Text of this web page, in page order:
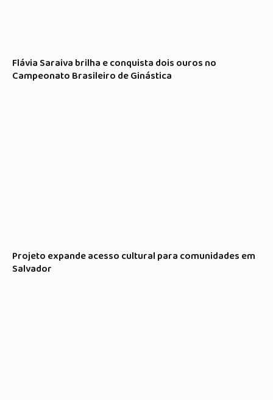
Flávia Saraiva brilha e conquista dois ouros no
Campeonato Brasileiro de Ginástica
Projeto expande acesso cultural para comunidades em
Salvador